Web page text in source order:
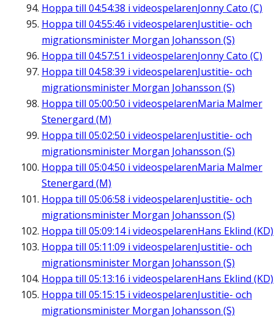
Hoppa till 04:54:38 i videospelarenJonny Cato (C)
Hoppa till 04:55:46 i videospelarenJustitie- och
migrationsminister Morgan Johansson (S)
Hoppa till 04:57:51 i videospelarenJonny Cato (C)
Hoppa till 04:58:39 i videospelarenJustitie- och
migrationsminister Morgan Johansson (S)
Hoppa till 05:00:50 i videospelarenMaria Malmer
Stenergard (M)
Hoppa till 05:02:50 i videospelarenJustitie- och
migrationsminister Morgan Johansson (S)
Hoppa till 05:04:50 i videospelarenMaria Malmer
Stenergard (M)
Hoppa till 05:06:58 i videospelarenJustitie- och
migrationsminister Morgan Johansson (S)
Hoppa till 05:09:14i videospelarenHans Eklind (KD)
Hoppa till 05:11:09 i videospelarenJustitie- och
migrationsminister Morgan Johansson (S)
Hoppa till 05:13:16 i videospelarenHans Eklind (KD)
Hoppa till 05:15:15 i videospelarenJustitie- och
migrationsminister Morgan Johansson (S)